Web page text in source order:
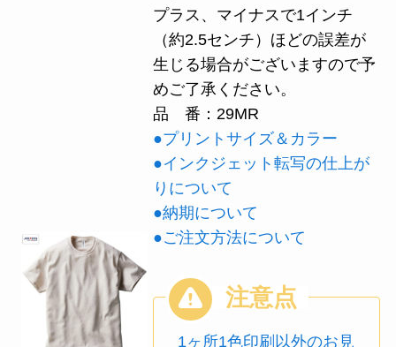
プラス、マイナスで1インチ
（約2.5センチ）ほどの誤差が
生じる場合がございますので予
めご了承ください。
品 番：29MR
●プリントサイズ＆カラー
●インクジェット転写の仕上が
りについて
●納期について
●ご注文方法について
1ヶ所1色印刷以外のお見